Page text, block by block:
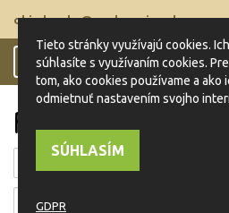
objednavky@naplnspajzu.sk
Toggle
navigation
PRIHLÁSIŤ SA
Tieto stránky využívajú cookies.
súhlasíte s využívaním cookies.
tom, ako cookies používame a ako
odmietnuť nastavením svojho
SÚHLASÍM
GDPR